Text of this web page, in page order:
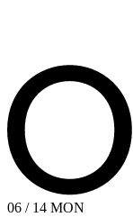
06 / 14 MON